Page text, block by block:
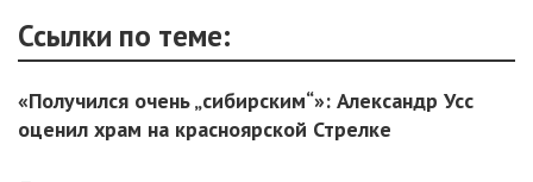
Ссылки по теме:
«Получился очень „сибирским“»: Александр Усс
оценил храм на красноярской Стрелке